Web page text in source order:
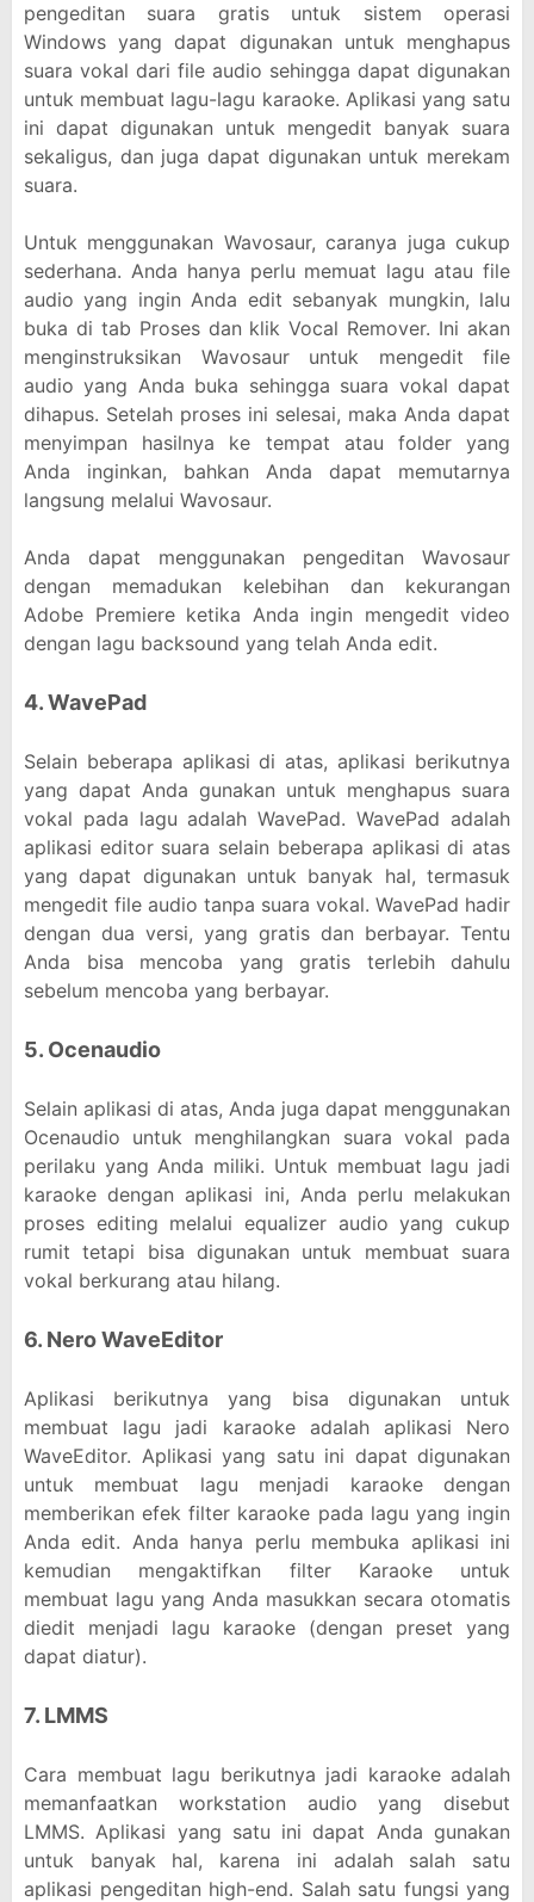
pengeditan suara gratis untuk sistem operasi
Windows yang dapat digunakan untuk menghapus
suara vokal dari file audio sehingga dapat digunakan
untuk membuat lagu-lagu karaoke. Aplikasi yang satu
ini dapat digunakan untuk mengedit banyak suara
sekaligus, dan juga dapat digunakan untuk merekam
suara.
Untuk menggunakan Wavosaur, caranya juga cukup
sederhana. Anda hanya perlu memuat lagu atau file
audio yang ingin Anda edit sebanyak mungkin, lalu
buka di tab Proses dan klik Vocal Remover. Ini akan
menginstruksikan Wavosaur untuk mengedit file
audio yang Anda buka sehingga suara vokal dapat
dihapus. Setelah proses ini selesai, maka Anda dapat
menyimpan hasilnya ke tempat atau folder yang
Anda inginkan, bahkan Anda dapat memutarnya
langsung melalui Wavosaur.
Anda dapat menggunakan pengeditan Wavosaur
dengan memadukan kelebihan dan kekurangan
Adobe Premiere ketika Anda ingin mengedit video
dengan lagu backsound yang telah Anda edit.
4. WavePad
Selain beberapa aplikasi di atas, aplikasi berikutnya
yang dapat Anda gunakan untuk menghapus suara
vokal pada lagu adalah WavePad. WavePad adalah
aplikasi editor suara selain beberapa aplikasi di atas
yang dapat digunakan untuk banyak hal, termasuk
mengedit file audio tanpa suara vokal. WavePad hadir
dengan dua versi, yang gratis dan berbayar. Tentu
Anda bisa mencoba yang gratis terlebih dahulu
sebelum mencoba yang berbayar.
5. Ocenaudio
Selain aplikasi di atas, Anda juga dapat menggunakan
Ocenaudio untuk menghilangkan suara vokal pada
perilaku yang Anda miliki. Untuk membuat lagu jadi
karaoke dengan aplikasi ini, Anda perlu melakukan
proses editing melalui equalizer audio yang cukup
rumit tetapi bisa digunakan untuk membuat suara
vokal berkurang atau hilang.
6. Nero WaveEditor
Aplikasi berikutnya yang bisa digunakan untuk
membuat lagu jadi karaoke adalah aplikasi Nero
WaveEditor. Aplikasi yang satu ini dapat digunakan
untuk membuat lagu menjadi karaoke dengan
memberikan efek filter karaoke pada lagu yang ingin
Anda edit. Anda hanya perlu membuka aplikasi ini
kemudian mengaktifkan filter Karaoke untuk
membuat lagu yang Anda masukkan secara otomatis
diedit menjadi lagu karaoke (dengan preset yang
dapat diatur).
7. LMMS
Cara membuat lagu berikutnya jadi karaoke adalah
memanfaatkan workstation audio yang disebut
LMMS. Aplikasi yang satu ini dapat Anda gunakan
untuk banyak hal, karena ini adalah salah satu
aplikasi pengeditan high-end. Salah satu fungsi yang